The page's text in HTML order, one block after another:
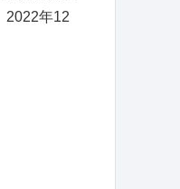
2022年12